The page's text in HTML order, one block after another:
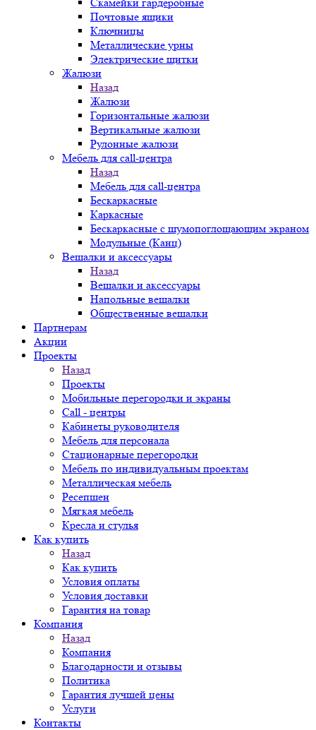
Почтовые ящики
Ключницы
Металлические урны
Электрические щитки
Жалюзи
Назад
Жалюзи
Горизонтальные жалюзи
Вертикальные жалюзи
Рулонные жалюзи
Мебель для call-центра
Назад
Мебель для call-центра
Бескаркасные
Каркасные
Бескаркасные с шумопоглощающим экраном
Модульные (Канц)
Вешалки и аксессуары
Назад
Вешалки и аксессуары
Напольные вешалки
Общественные вешалки
Партнерам
Акции
Проекты
Назад
Проекты
Мобильные перегородки и экраны
Call - центры
Кабинеты руководителя
Мебель для персонала
Стационарные перегородки
Мебель по индивидуальным проектам
Металлическая мебель
Ресепшен
Мягкая мебель
Кресла и стулья
Как купить
Назад
Как купить
Условия оплаты
Условия доставки
Гарантия на товар
Компания
Назад
Компания
Благодарности и отзывы
Политика
Гарантия лучшей цены
Услуги
Контакты